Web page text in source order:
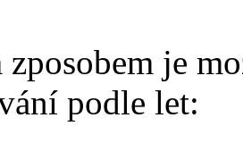
zposobem je
podle let: